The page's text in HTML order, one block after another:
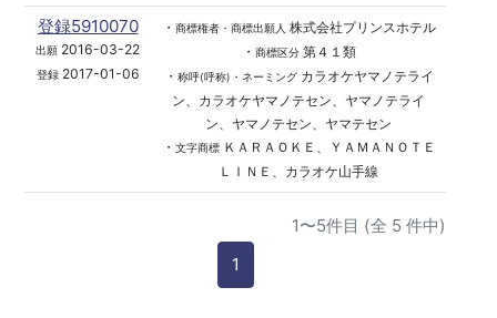
登録5910070
出願 2016-03-22
登録2017-01-06
・ 商標権者・商標出願人 株式会社プリンスホテル
・ 商標区分第４１類
・ 称呼(呼称)・ネーミングカラオケヤマノテライ
ン、カラオケヤマノテセン、ヤマノテライ
ン、ヤマノテセン、ヤマテセン
・ 文字商標ＫＡＲＡＯＫＥ、ＹＡＭＡＮＯＴＥ
ＬＩＮＥ、カラオケ山手線
1〜5件目 (全 5 件中)
1